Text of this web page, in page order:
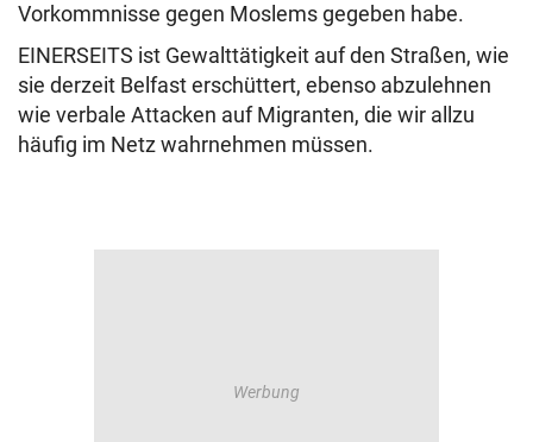
Vorkommnisse gegen Moslems gegeben habe.
EINERSEITS ist Gewalttätigkeit auf den Straßen, wie
sie derzeit Belfast erschüttert, ebenso abzulehnen
wie verbale Attacken auf Migranten, die wir allzu
häufig im Netz wahrnehmen müssen.